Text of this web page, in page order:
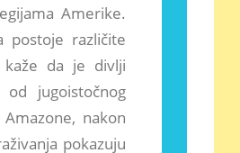
Amerike.
postoje različite
kaže da je divlji
jugoistočnog
nakon
pokazuju